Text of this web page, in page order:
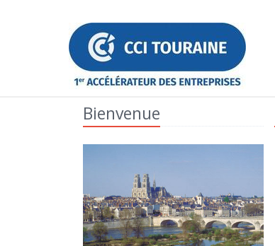
Bienvenue